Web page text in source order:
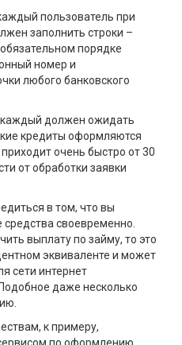
пользователь при
заполнить строки –
порядке
номер и
любого банковского
каждый должен ожидать
кредиты оформляются
очень быстро от 30
от обработки заявки
в том, что вы
своевременно.
выплату по займу, то это
эквиваленте и может
сети интернет
даже несколько
к примеру,